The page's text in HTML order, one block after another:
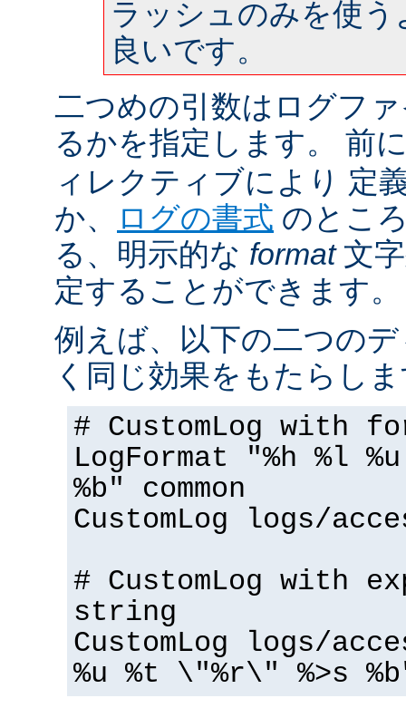
ラッシュのみを使
良いです。
二つめの引数はログフ
るかを指定します。 前
ィレクティブにより 定
か、
ログの書式 のとこ
る、明示的な format文
定することができます。
例えば、以下の二つの
く同じ効果をもたらし
# CustomLog with
LogFormat "%h %l
%b" common
CustomLog logs/
# CustomLog with
string
CustomLog logs/
%u %t \"%r\" %>s